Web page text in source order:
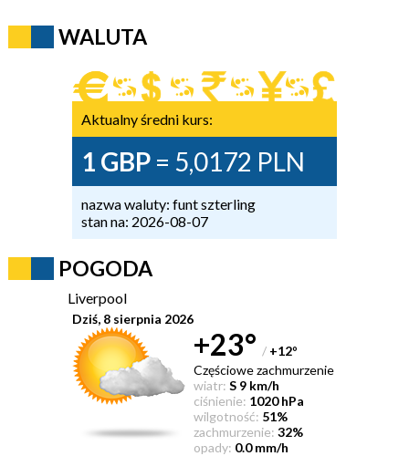
WALUTA
Aktualny średni kurs:
1 GBP= 5,0172 PLN
nazwa waluty: funt szterling
stan na: 2026-08-07
POGODA
Liverpool
Dziś, 8 sierpnia 2026
+23° / +12°
Częściowe zachmurzenie
wiatr: S 9 km/h
ciśnienie: 1020 hPa
wilgotność: 51%
zachmurzenie: 32%
opady: 0.0 mm/h